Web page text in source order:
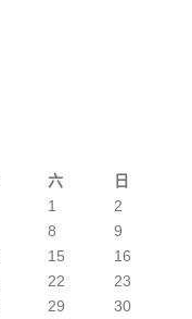
六 日
1
2
8
9
15
16
22
23
29
30